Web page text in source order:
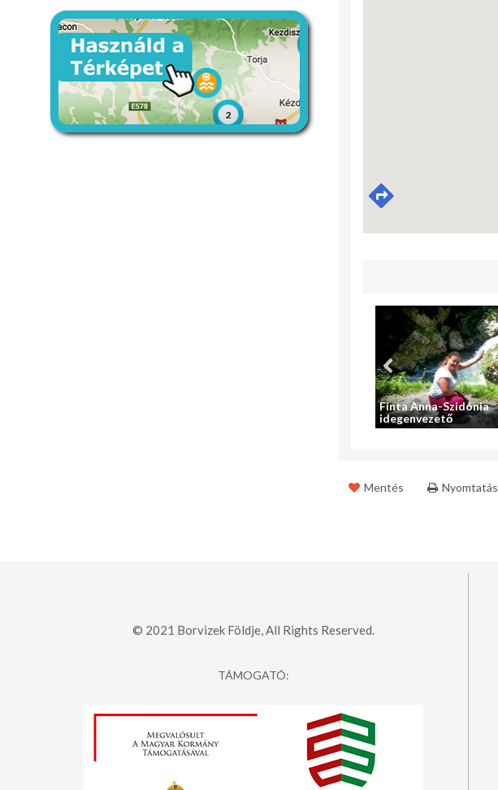
Finta Anna-Szidónia
idegenvezető
Mentés Nyomtatás
© 2021 Borvizek Földje, All Rights Reserved.
TÁMOGATÓ: